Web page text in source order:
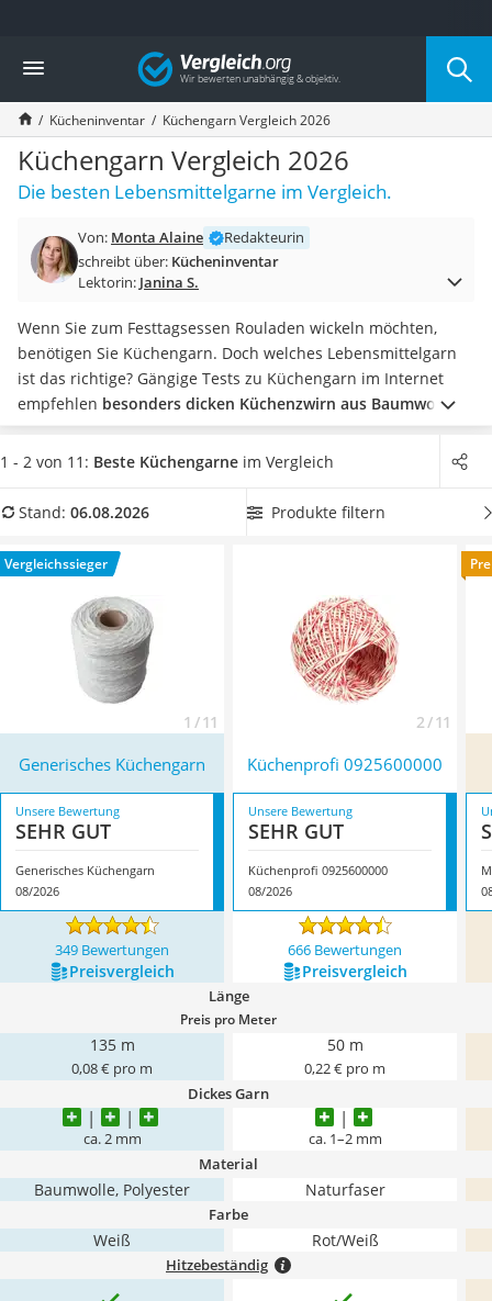
Die beliebtesten Vergleiche nach Kategorie
Haushalt
Wassersprudler
Zentralstaubsauger
Brotbackautomat
Wischroboter
Wäschespinne
Spülmaschinentabs
Akku-Staubsauger
AEG-Waschmaschine
Saug-Wisch-Roboter
Handstaubsauger
Milchaufschäumer
Kondenstrockner
Reiskocher
Tierhaarstaubsauger
Nespresso-Maschine
Messerschärfer
Vergleich
Kücheninventar Küchengarn Vergleich 2026
Küchengarn Vergleich 2026
Die besten Lebensmittelgarne im Vergleich.
Von: Monta Alaine
Redakteurin
schreibt über: Kücheninventar
Lektorin: Janina S.
Wenn Sie zum Festtagsessen Rouladen wickeln möchten,
benötigen Sie Küchengarn. Doch welches Lebensmittelgarn
ist das richtige? Gängige Tests zu Küchengarn im Internet
empfehlen besonders dicken Küchenzwirn aus Baumwolle,
damit Ihre Rouladen auch bei hoher Hitze ohne
Rouladenklammernin Form bleiben. In unserer
welche praktisch sind, da sie lästige Knoten im Material
2026 besonders das Modell
seinen Eigenschaften.
1 - 2 von 11: Beste Küchengarne im Vergleich
Stand: 06.08.2026 Produkte filtern
Vergleichssieger
1 / 11 2 / 11
Generisches Küchengarn Küchenprofi 0925600000
Unsere Bewertung
SEHR GUT
Generisches Küchengarn
08/2026
Unsere Bewertung
SEHR GUT
Küchenprofi 0925600000
08/2026
349 Bewertungen 666 Bewertungen
Preis­vergleich Preis­vergleich
Länge
Preis pro Meter
135 m
0,08 € pro m
50 m
0,22 € pro m
Dickes Garn
ca. 2 mm ca. 1–2 mm
Material
Baumwolle, Polyester Naturfaser
Farbe
Weiß Rot/Weiß
Hitzebeständig